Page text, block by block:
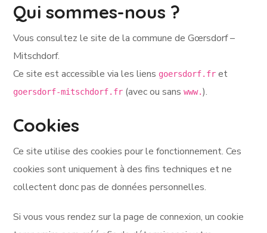
Qui sommes-nous ?
Vous consultez le site de la commune de Gœrsdorf –
Mitschdorf.
Ce site est accessible via les liens goersdorf.fr et
goersdorf-mitschdorf.fr (avec ou sanswww.).
Cookies
Ce site utilise des cookies pour le fonctionnement. Ces
cookies sont uniquement à des fins techniques et ne
collectent donc pas de données personnelles.
Si vous vous rendez sur la page de connexion, un cookie